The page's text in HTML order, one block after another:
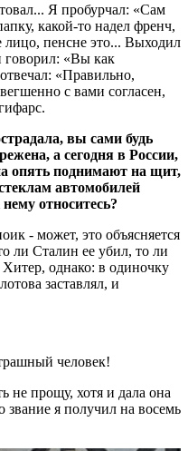
Я пробурчал: «Сам
какой-то надел френч,
лицо, пенсне это... Выходил
говорил: «Вы как
«Правильно,
с вами согласен,
вы сами будь
а сегодня в России,
опять поднимают на щит,
автомобилей
относитесь?
- может, это объясняется
ли Сталин ее убил, то ли
Хитер, однако: в одиночку
заставлял, и
человек!
не прощу, хотя и дала она
я получил на восемь